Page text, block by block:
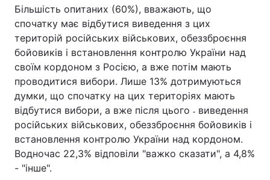
Цікавинки Погода
Екологія Регіони
Лонгріди
Відео з Youtube Статті
Інтерв'ю Думки
Архів Вакансії
Більшість опитаних (60%), вважають, що
спочатку має відбутися виведення з цих
територій російських військових, обеззброєння
бойовиків і встановлення контролю України над
своїм кордоном з Росією, а вже потім мають
проводитися вибори. Лише 13% дотримуються
думки, що спочатку на цих територіях мають
відбутися вибори, а вже після цього ˗ виведення
російських військових, обеззброєння бойовиків і
встановлення контролю України над кордоном.
Водночас 22,3% відповіли "важко сказати", а 4,8%
- "інше".